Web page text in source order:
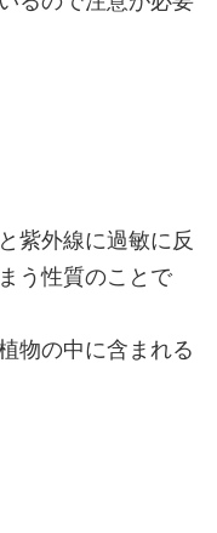
紫外線に過敏に反
う性質のことで
物の中に含まれる